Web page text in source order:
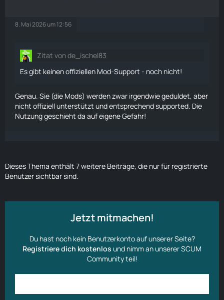
8. Mai 2026 um 12:56
Zitat von de_ischel83
Es gibt keinen offiziellen Mod-Support - noch nicht!
Genau. Sie (die Mods) werden zwar irgendwie geduldet, aber
nicht offiziell unterstützt und entsprechend supported. Die
Nutzung geschieht da auf eigene Gefahr!
Dieses Thema enthält 7 weitere Beiträge, die nur für registrierte
Benutzer sichtbar sind.
Jetzt mitmachen!
Du hast noch kein Benutzerkonto auf unserer Seite?
Registriere dich kostenlos und nimm an unserer SCUM
Community teil!